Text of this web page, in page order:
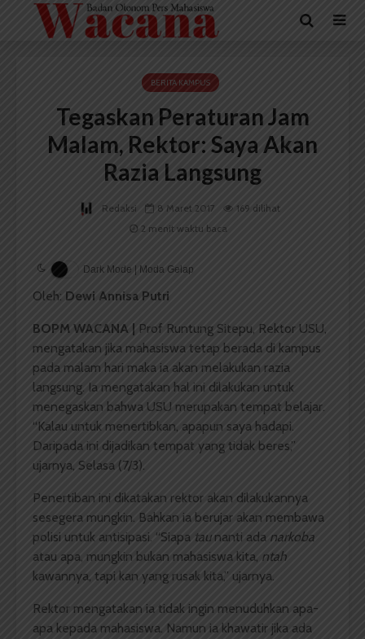
BERITA KAMPUS
Tegaskan Peraturan Jam
Malam, Rektor: Saya Akan
Razia Langsung
Redaksi 8 Maret 2017
169 dilihat
2 menit waktu baca
Dark Mode | Moda Gelap
Oleh: Dewi Annisa Putri
BOPM WACANA |
Prof Runtung Sitepu, Rektor USU,
mengatakan jika mahasiswa tetap berada di kampus
pada malam hari maka ia akan melakukan razia
langsung. Ia mengatakan hal ini dilakukan untuk
menegaskan bahwa USU merupakan tempat belajar.
“Kalau untuk menertibkan, apapun saya hadapi.
Daripada ini dijadikan tempat yang tidak beres,”
ujarnya, Selasa (7/3).
Penertiban ini dikatakan rektor akan dilakukannya
sesegera mungkin. Bahkan ia berujar akan membawa
polisi untuk antisipasi. “Siapa taunanti ada narkoba
atau apa, mungkin bukan mahasiswa kita, ntah
kawannya, tapi kan yang rusak kita,” ujarnya.
Rektor mengatakan ia tidak ingin menuduhkan apa-
apa kepada mahasiswa. Namun ia khawatir jika ada